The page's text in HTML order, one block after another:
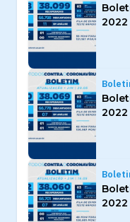
2022
2022
2022